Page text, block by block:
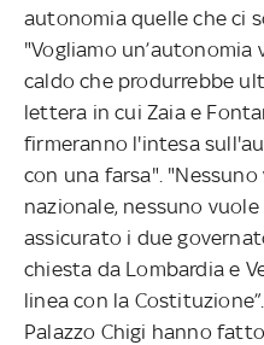
autonomia quelle che ci
"Vogliamo un’autonomia
caldo che produrrebbe
lettera in cui Zaia e
firmeranno l'intesa
con una farsa". "Nessuno
nazionale, nessuno vuole
assicurato i due
chiesta da Lombardia e
linea con la
Palazzo Chigi hanno